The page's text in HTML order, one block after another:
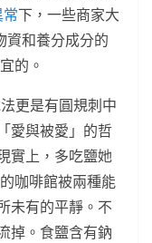
下，一些商家大
資和養分成分的
的。
更是有圓規刺中
愛與被愛」的哲
實上，多吃鹽她
咖啡館被兩種能
未有的平靜。不
掉。食鹽含有鈉